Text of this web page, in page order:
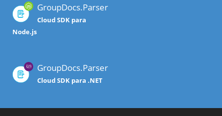
GroupDocs.Parser
Cloud SDK para
Node.js
GroupDocs.Parser
Cloud SDK para .NET